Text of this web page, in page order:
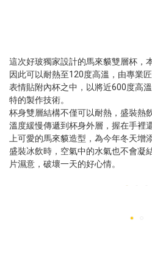
這次好玻獨家設計的馬來貘雙層杯，
因此可以耐熱至120度高溫，由專業
表情貼附內杯之中，以將近600度高
特的製作技術。
杯身雙層結構不僅可以耐熱，盛裝熱
溫度緩慢傳遞到杯身外層，握在手裡
上可愛的馬來貘造型，為今年冬天增
盛裝冰飲時，空氣中的水氣也不會凝
片濕意，破壞一天的好心情。